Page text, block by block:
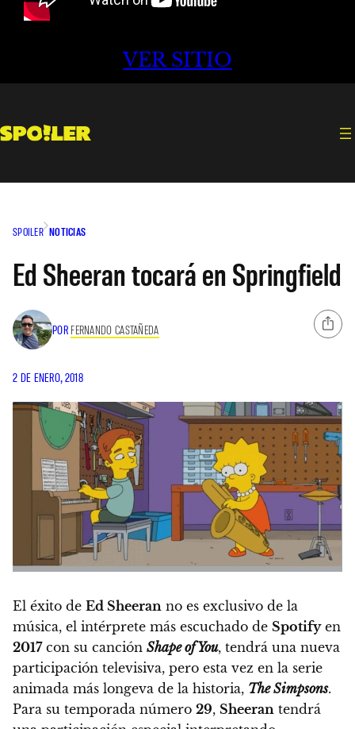
VER SITIO
SPOILER NOTICIAS
Ed Sheeran tocará en Springfield
POR FERNANDO CASTAÑEDA
2 DE ENERO, 2018
El éxito de Ed Sheeran no es exclusivo de la
música, el intérprete más escuchado de Spotifyen
2017con su canción Shape of You, tendrá una nueva
participación televisiva, pero esta vez en la serie
animada más longeva de la historia, The Simpsons.
Para su temporada número 29, Sheeran tendrá